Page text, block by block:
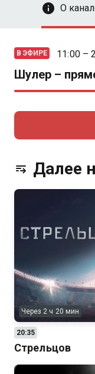
О
В ЭФИРЕ 11:00 –
Шулер –
Далее
Через 2 ч 20 мин
20:35
Стрельцов